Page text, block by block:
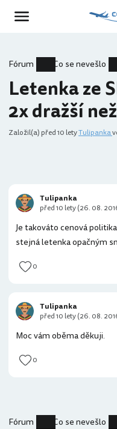
Fórum Co se nevešlo
Letenka ze
2x dražší
Založil(a) před 10 letyTulipanka
Je takováto cenová
stejná letenka opačným
0
Tulipanka
před 10 lety (26. 08.
Moc vám oběma děkuji.
0
Tulipanka
před 10 lety (26. 08.
Fórum Co se nevešlo